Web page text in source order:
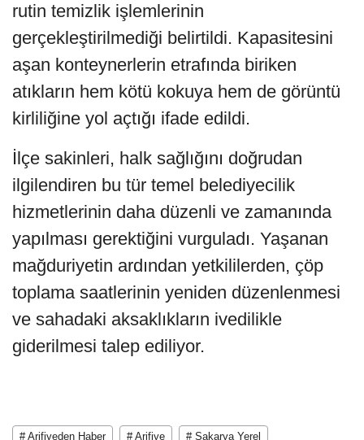
rutin temizlik işlemlerinin
gerçekleştirilmediği belirtildi. Kapasitesini
aşan konteynerlerin etrafında biriken
atıkların hem kötü kokuya hem de görüntü
kirliliğine yol açtığı ifade edildi.
İlçe sakinleri, halk sağlığını doğrudan
ilgilendiren bu tür temel belediyecilik
hizmetlerinin daha düzenli ve zamanında
yapılması gerektiğini vurguladı. Yaşanan
mağduriyetin ardından yetkililerden, çöp
toplama saatlerinin yeniden düzenlenmesi
ve sahadaki aksaklıkların ivedilikle
giderilmesi talep ediliyor.
# Arifiyeden Haber # Arifiye # Sakarya Yerel